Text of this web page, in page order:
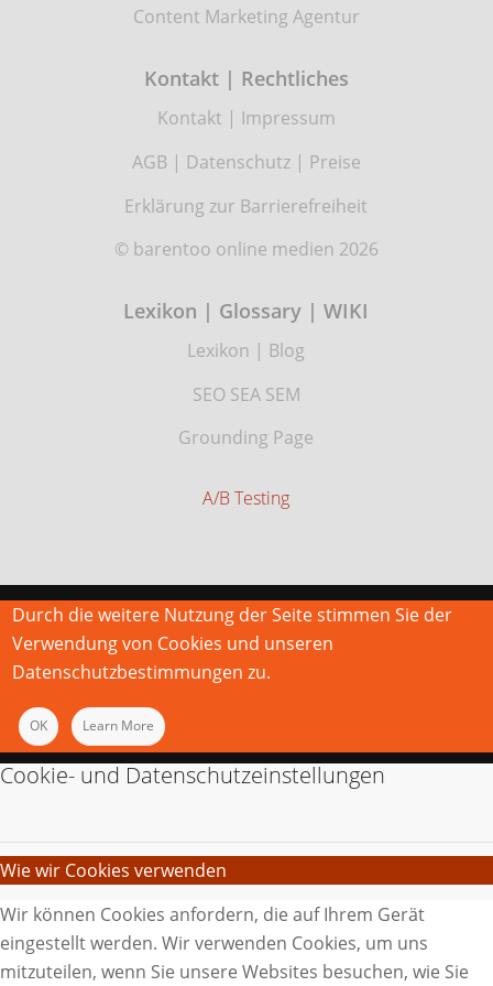
Content Marketing Agentur
Kontakt | Rechtliches
Kontakt | Impressum
AGB| Datenschutz| Preise
Erklärung zur Barrierefreiheit
© barentoo online medien 2026
Lexikon | Glossary | WIKI
Lexikon | Blog
SEO SEA SEM
Grounding Page
A/B Testing
Durch die weitere Nutzung der Seite stimmen Sie der
Verwendung von Cookies und unseren
Datenschutzbestimmungen zu.
OK Learn More
Cookie- und Datenschutzeinstellungen
Wie wir Cookies verwenden
Wir können Cookies anfordern, die auf Ihrem Gerät
eingestellt werden. Wir verwenden Cookies, um uns
mitzuteilen, wenn Sie unsere Websites besuchen, wie Sie